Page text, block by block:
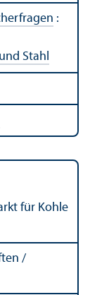
:
Stahl
für Kohle
/